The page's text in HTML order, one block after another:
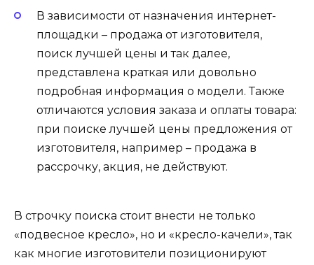
В зависимости от назначения интернет-
площадки – продажа от изготовителя,
поиск лучшей цены и так далее,
представлена краткая или довольно
подробная информация о модели. Также
отличаются условия заказа и оплаты товара:
при поиске лучшей цены предложения от
изготовителя, например – продажа в
рассрочку, акция, не действуют.
В строчку поиска стоит внести не только
«подвесное кресло», но и «кресло-качели», так
как многие изготовители позиционируют